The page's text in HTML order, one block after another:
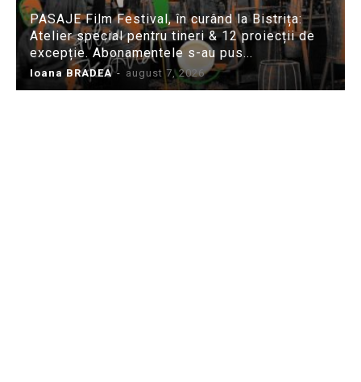
PASAJE Film Festival, în curând la Bistrița:
Atelier special pentru tineri & 12 proiecții de
excepție. Abonamentele s-au pus...
Ioana BRADEA - august 7, 2026